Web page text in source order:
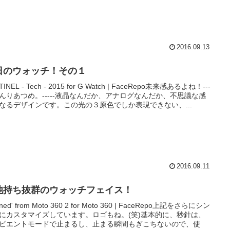
2016.09.13
のウォッチ！その１
- Tech - 2015 for G Watch | FaceRepo未来感あるよね！---
りあつめ。-----液晶なんだか、アナログなんだか、不思議な感
るデザインです。この光の３原色でしか表現できない、...
2016.09.11
持ち抜群のウォッチフェイス！
from Moto 360 2 for Moto 360 | FaceRepo上記をさらにシン
カスタマイズしています。ロゴもね。(笑)基本的に、秒針は、
エントモードで止まるし、止まる瞬間もぎこちないので、使